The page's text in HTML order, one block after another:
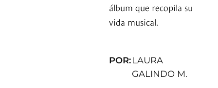
álbum que recopila su
vida musical.
POR:LAURA
GALINDO M.